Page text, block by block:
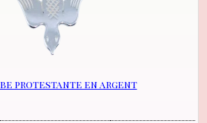
protestante en argent